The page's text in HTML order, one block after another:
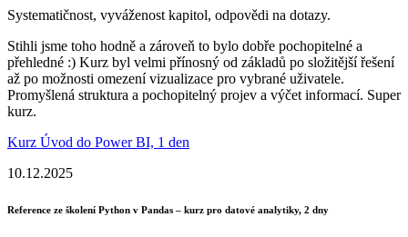
Systematičnost, vyváženost kapitol, odpovědi na dotazy.
Stihli jsme toho hodně a zároveň to bylo dobře pochopitelné a
přehledné :) Kurz byl velmi přínosný od základů po složitější řešení
až po možnosti omezení vizualizace pro vybrané uživatele.
Promyšlená struktura a pochopitelný projev a výčet informací. Super
kurz.
Kurz Úvod do Power BI, 1 den
10.12.2025
Reference ze školení Python v Pandas – kurz pro datové analytiky, 2 dny